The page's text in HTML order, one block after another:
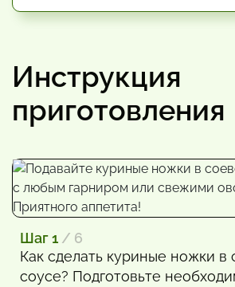
Инструкция
приготовления
Шаг 1 / 6
Как сделать куриные ножки
соусе? Подготовьте